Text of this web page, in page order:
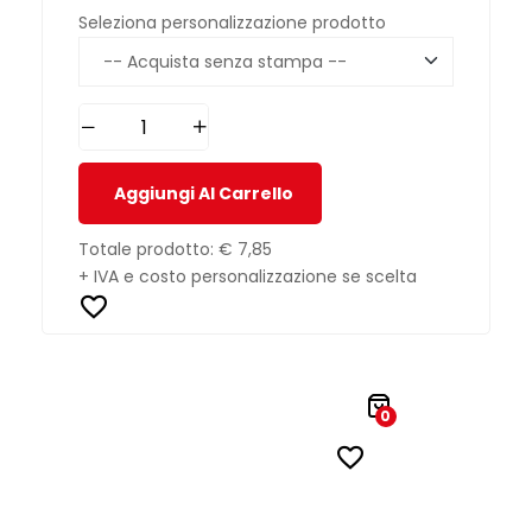
Seleziona personalizzazione prodotto
Aggiungi Al Carrello
Totale prodotto: € 7,85
+ IVA e costo personalizzazione se scelta
0